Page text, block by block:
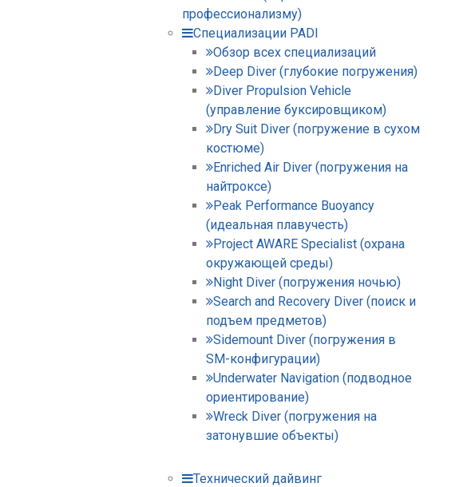
профессионализму)
Специализации PADI
Обзор всех специализаций
Deep Diver (глубокие погружения)
Diver Propulsion Vehicle
(управление буксировщиком)
Dry Suit Diver (погружение в сухом
костюме)
Enriched Air Diver (погружения на
найтроксе)
Peak Performance Buoyancy
(идеальная плавучесть)
Project AWARE Specialist (охрана
окружающей среды)
Night Diver (погружения ночью)
Search and Recovery Diver (поиск и
подъем предметов)
Sidemount Diver (погружения в
SM-конфигурации)
Underwater Navigation (подводное
ориентирование)
Wreck Diver (погружения на
затонувшие объекты)
Технический дайвинг